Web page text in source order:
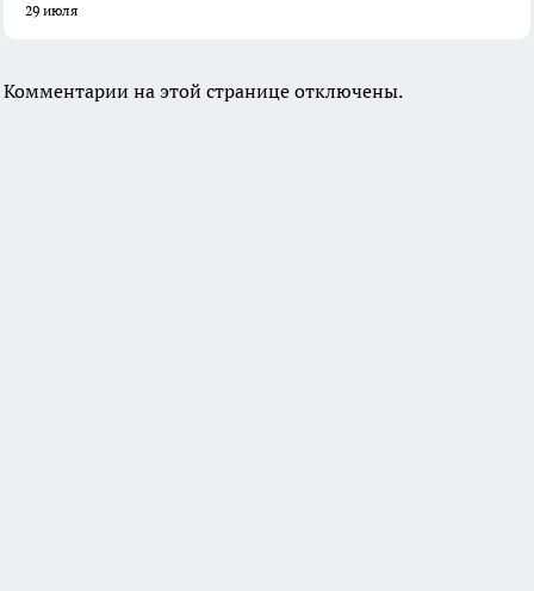
29 июля
Комментарии на этой странице отключены.